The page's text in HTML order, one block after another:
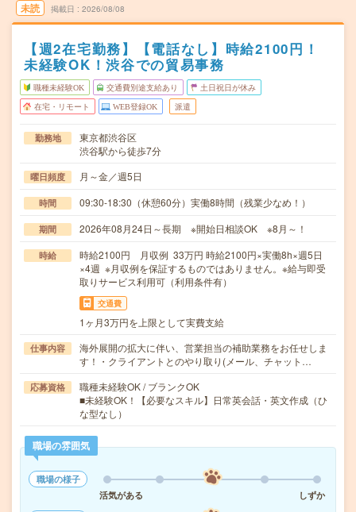
未読 掲載日 2026/08/08
【週2在宅勤務】【電話なし】時給2100円！
未経験OK！渋谷での貿易事務
職種未経験OK 交通費別途支給あり 土日祝日が休み
在宅・リモート WEB登録OK 派遣
勤務地
東京都渋谷区
渋谷駅から徒歩7分
曜日頻度 月～金／週5日
時間 09:30-18:30（休憩60分）実働8時間（残業少なめ！）
期間 2026年08月24日～長期 ※開始日相談OK ※8月～！
時給
時給2100円 月収例 33万円 時給2100円×実働8h×週5日
×4週 ※月収例を保証するものではありません。※給与即受
取りサービス利用可（利用条件有）
交通費
1ヶ月3万円を上限として実費支給
仕事内容
海外展開の拡大に伴い、営業担当の補助業務をお任せしま
す！・クライアントとのやり取り(メール、チャット…
応募資格
職種未経験OK / ブランクOK
■未経験OK！【必要なスキル】日常英会話・英文作成（ひ
な型なし）
職場の雰囲気
職場の様子
活気がある
しずか